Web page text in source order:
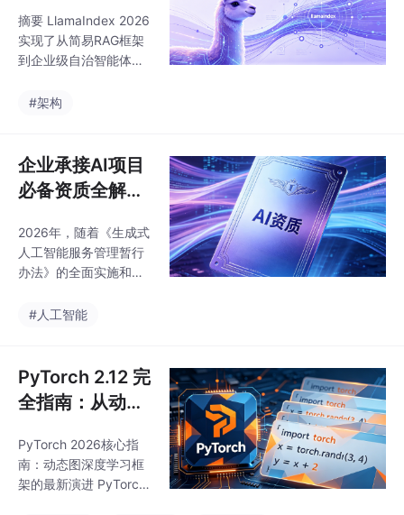
学、代码等特定能力 SF
T监督微调 - 使用指令
对教模型理解人类请求
HF/DPO等方法使模型
到企业级自治智
能体架构
摘要 LlamaIndex 2026
实现了从简易RAG框架
到企业级自治智能体架
心变革体现在： 架构革
持长周期自治Agent和
多模态RAG； 检索优
化：14种索引体系结合
显著提升检索精度； 生
产适配：原生支持分布
式部署、万级QPS场景
支持：统一处理文本、
#架构
企业承接AI项目
必备资质全解
新政策与竞争优
势分析
2026年，随着《生成式
人工智能服务管理暂行
办法》的全面实施和各
台，企业承接AI相关项
到大模型备案，从高新
技术企业到专精特新"小
巨人"，资质认证已
券"。本文基于2026年
最新政策法规和招投标
实践，系统梳理企业承
#人工智能
PyTorch 2.12 完
全指南：从动态
深度学习框架演
进
PyTorch 2026核心指
南：动态图深度学习框
架的最新演进 PyTorch